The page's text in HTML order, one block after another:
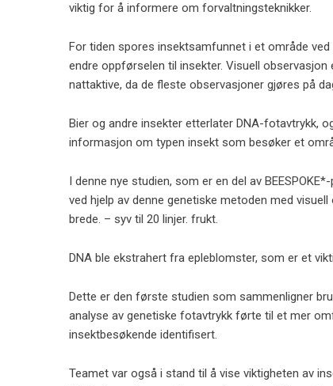
viktig for å informere om forvaltningsteknikker.
For tiden spores insektsamfunnet i et område
endre oppførselen til insekter. Visuell
nattaktive, da de fleste observasjoner gjøres på
Bier og andre insekter etterlater DNA-fotavtrykk,
informasjon om typen insekt som besøker et
I denne nye studien, som er en del av
ved hjelp av denne genetiske metoden med
brede. – syv til 20 linjer. frukt.
DNA ble ekstrahert fra epleblomster, som er et
Dette er den første studien som sammenligner
analyse av genetiske fotavtrykk førte til et mer
insektbesøkende identifisert.
Teamet var også i stand til å vise viktigheten av